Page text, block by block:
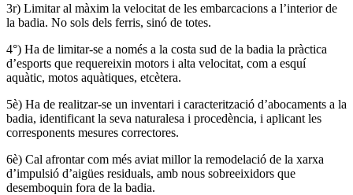
3r) Limitar al màxim la velocitat de les embarcacions a l’interior de
la badia. No sols dels ferris, sinó de totes.
4°) Ha de limitar-se a només a la costa sud de la badia la pràctica
d’esports que requereixin motors i alta velocitat, com a esquí
aquàtic, motos aquàtiques, etcètera.
5è) Ha de realitzar-se un inventari i caracterització d’abocaments a la
badia, identificant la seva naturalesa i procedència, i aplicant les
corresponents mesures correctores.
6è) Cal afrontar com més aviat millor la remodelació de la xarxa
d’impulsió d’aigües residuals, amb nous sobreeixidors que
desemboquin fora de la badia.